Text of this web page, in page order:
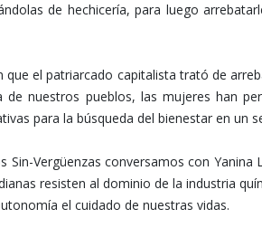
de hechicería, para luego
que el patriarcado capitalista trató de
de nuestros pueblos, las mujeres han
para la búsqueda del bienestar en un
Sin-Vergüenzas conversamos con
resisten al dominio de la industria
el cuidado de nuestras vidas.